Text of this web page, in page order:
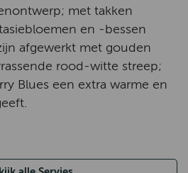
met takken
en -bessen
afgewerkt met gouden
rood-witte streep;
Blues een extra warme en